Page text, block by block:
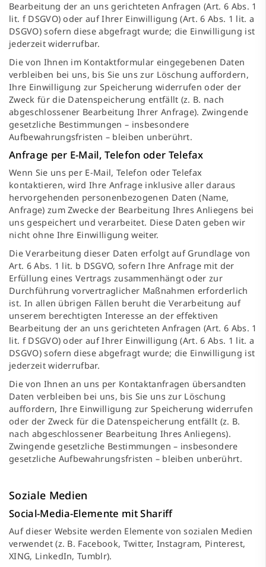
Bearbeitung der an uns gerichteten Anfragen (Art. 6 Abs. 1
lit. f DSGVO) oder auf Ihrer Einwilligung (Art. 6 Abs. 1 lit. a
DSGVO) sofern diese abgefragt wurde; die Einwilligung ist
jederzeit widerrufbar.
Die von Ihnen im Kontaktformular eingegebenen Daten
verbleiben bei uns, bis Sie uns zur Löschung auffordern,
Ihre Einwilligung zur Speicherung widerrufen oder der
Zweck für die Datenspeicherung entfällt (z. B. nach
abgeschlossener Bearbeitung Ihrer Anfrage). Zwingende
gesetzliche Bestimmungen – insbesondere
Aufbewahrungsfristen – bleiben unberührt.
Anfrage per E-Mail, Telefon oder Telefax
Wenn Sie uns per E-Mail, Telefon oder Telefax
kontaktieren, wird Ihre Anfrage inklusive aller daraus
hervorgehenden personenbezogenen Daten (Name,
Anfrage) zum Zwecke der Bearbeitung Ihres Anliegens bei
uns gespeichert und verarbeitet. Diese Daten geben wir
nicht ohne Ihre Einwilligung weiter.
Die Verarbeitung dieser Daten erfolgt auf Grundlage von
Art. 6 Abs. 1 lit. b DSGVO, sofern Ihre Anfrage mit der
Erfüllung eines Vertrags zusammenhängt oder zur
Durchführung vorvertraglicher Maßnahmen erforderlich
ist. In allen übrigen Fällen beruht die Verarbeitung auf
unserem berechtigten Interesse an der effektiven
Bearbeitung der an uns gerichteten Anfragen (Art. 6 Abs. 1
lit. f DSGVO) oder auf Ihrer Einwilligung (Art. 6 Abs. 1 lit. a
DSGVO) sofern diese abgefragt wurde; die Einwilligung ist
jederzeit widerrufbar.
Die von Ihnen an uns per Kontaktanfragen übersandten
Daten verbleiben bei uns, bis Sie uns zur Löschung
auffordern, Ihre Einwilligung zur Speicherung widerrufen
oder der Zweck für die Datenspeicherung entfällt (z. B.
nach abgeschlossener Bearbeitung Ihres Anliegens).
Zwingende gesetzliche Bestimmungen – insbesondere
gesetzliche Aufbewahrungsfristen – bleiben unberührt.
Soziale Medien
Social-Media-Elemente mit Shariff
Auf dieser Website werden Elemente von sozialen Medien
verwendet (z. B. Facebook, Twitter, Instagram, Pinterest,
XING, LinkedIn, Tumblr).